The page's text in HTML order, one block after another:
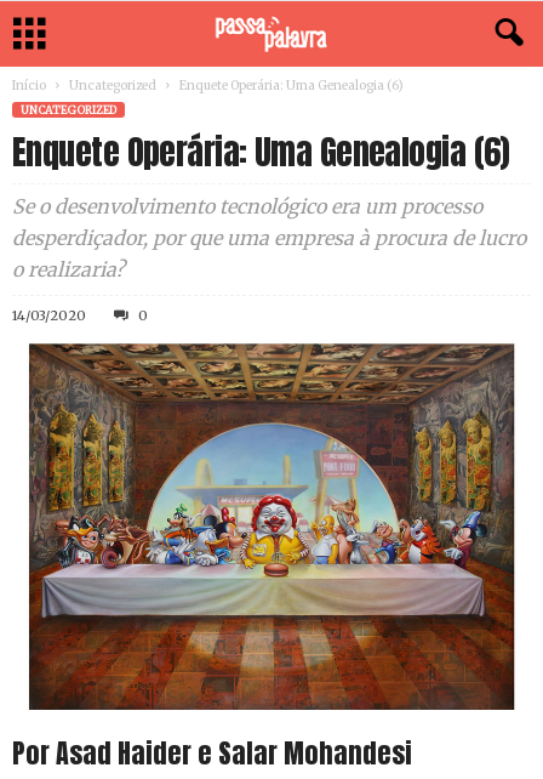
Início Uncategorized Enquete Operária: Uma Genealogia (6)
UNCATEGORIZED
Enquete Operária: Uma Genealogia (6)
Se o desenvolvimento tecnológico era um processo
desperdiçador, por que uma empresa à procura de lucro
o realizaria?
14/03/2020 0
Por Asad Haider e Salar Mohandesi